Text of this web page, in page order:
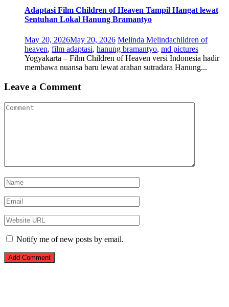
Adaptasi Film Children of Heaven Tampil Hangat lewat
Sentuhan Lokal Hanung Bramantyo
May 20, 2026May 20, 2026 Melinda Melindachildren of
heaven, film adaptasi, hanung bramantyo, md pictures
Yogyakarta – Film Children of Heaven versi Indonesia hadir
membawa nuansa baru lewat arahan sutradara Hanung...
Leave a Comment
Notify me of new posts by email.